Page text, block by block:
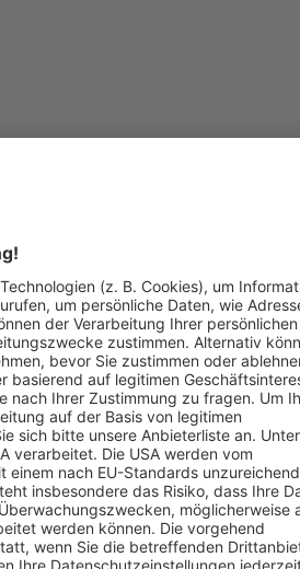
WhatsApp